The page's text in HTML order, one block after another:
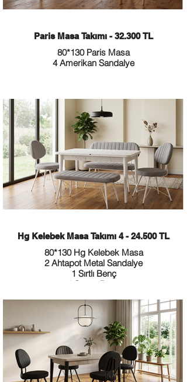
Paris Masa Takımı - 32.300 TL
80*130 Paris Masa
4 Amerikan Sandalye
Hg Kelebek Masa Takımı 4 - 24.500 TL
80*130 Hg Kelebek Masa
2 Ahtapot Metal Sandalye
1 Sırtlı Benç
1 Sırtsız Benç